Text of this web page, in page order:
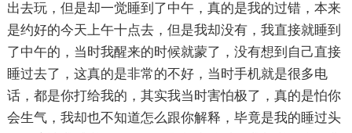
出去玩，但是却一觉睡到了中午，真的是我的过错，本来
是约好的今天上午十点去，但是我却没有，我直接就睡到
了中午的，当时我醒来的时候就蒙了，没有想到自己直接
睡过去了，这真的是非常的不好，当时手机就是很多电
话，都是你打给我的，其实我当时害怕极了，真的是怕你
会生气，我却也不知道怎么跟你解释，毕竟是我的睡过头